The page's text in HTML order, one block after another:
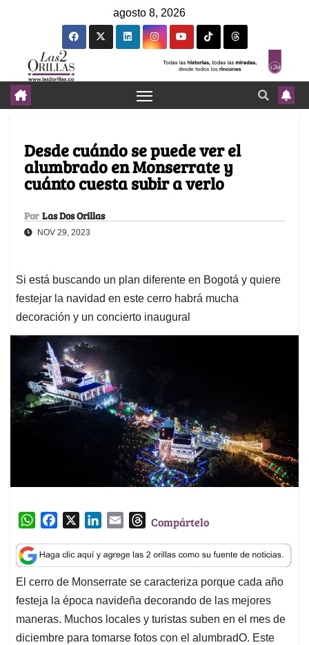
agosto 8, 2026
Desde cuándo se puede ver el
alumbrado en Monserrate y
cuánto cuesta subir a verlo
Por Las Dos Orillas
NOV 29, 2023
Si está buscando un plan diferente en Bogotá y quiere
festejar la navidad en este cerro habrá mucha
decoración y un concierto inaugural
W
a
t
s
A
p
p
c
e
b
o
o
k
n
k
e
d
I
n
a
i
l
T
r
e
a
d
s
Compártelo
El cerro de Monserrate se caracteriza porque cada año
festeja la época navideña decorando de las mejores
maneras. Muchos locales y turistas suben en el mes de
diciembre para tomarse fotos con el alumbradO. Este